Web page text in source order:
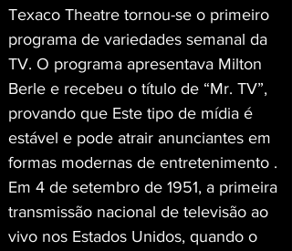
Texaco Theatre tornou-se o primeiro
programa de variedades semanal da
TV. O programa apresentava Milton
Berle e recebeu o título de “Mr. TV”,
provando que Este tipo de mídia é
estável e pode atrair anunciantes em
formas modernas de entretenimento .
Em 4 de setembro de 1951, a primeira
transmissão nacional de televisão ao
vivo nos Estados Unidos, quando o